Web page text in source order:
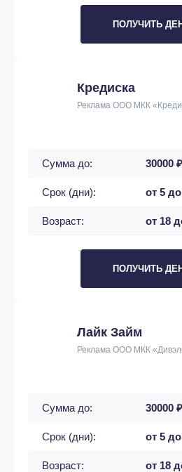
ПОЛУЧИТЬ
Кредиска
Реклама ООО МКК
Сумма до: 30000 ₽
Срок (дни): от 5
Возраст: от 18
ПОЛУЧИТЬ
Лайк Займ
Реклама ООО МКК
Сумма до: 30000 ₽
Срок (дни): от 5
Возраст: от 18